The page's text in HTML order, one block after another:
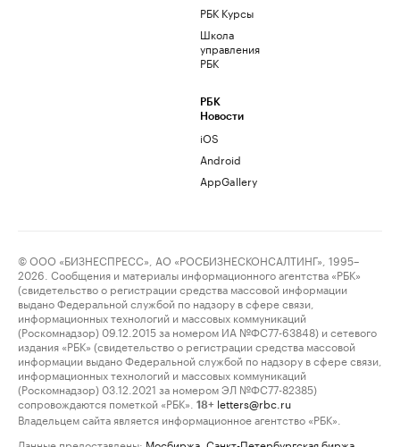
РБК Курсы
Школа
управления
РБК
РБК
Новости
iOS
Android
AppGallery
© ООО «БИЗНЕСПРЕСС», АО «РОСБИЗНЕСКОНСАЛТИНГ», 1995–
2026. Сообщения и материалы информационного агентства «РБК»
(свидетельство о регистрации средства массовой информации
выдано Федеральной службой по надзору в сфере связи,
информационных технологий и массовых коммуникаций
(Роскомнадзор) 09.12.2015 за номером ИА №ФС77-63848) и сетевого
издания «РБК» (свидетельство о регистрации средства массовой
информации выдано Федеральной службой по надзору в сфере связи,
информационных технологий и массовых коммуникаций
(Роскомнадзор) 03.12.2021 за номером ЭЛ №ФС77-82385)
сопровождаются пометкой «РБК».
18+ letters@rbc.ru
Владельцем сайта является информационное агентство «РБК».